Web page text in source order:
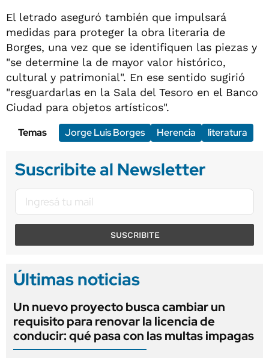
El letrado aseguró también que impulsará
medidas para proteger la obra literaria de
Borges, una vez que se identifiquen las piezas y
"se determine la de mayor valor histórico,
cultural y patrimonial". En ese sentido sugirió
"resguardarlas en la Sala del Tesoro en el Banco
Ciudad para objetos artísticos".
Temas
Jorge Luis Borges Herencia literatura
Suscribite al Newsletter
SUSCRIBITE
Últimas noticias
Un nuevo proyecto busca cambiar un
requisito para renovar la licencia de
conducir: qué pasa con las multas impagas